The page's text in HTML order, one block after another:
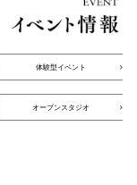
体験型イベント
オープンスタジオ